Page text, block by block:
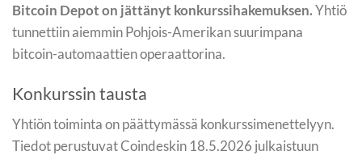
Bitcoin Depot on jättänyt konkurssihakemuksen.Yhtiö
tunnettiin aiemmin Pohjois-Amerikan suurimpana
bitcoin-automaattien operaattorina.
Konkurssin tausta
Yhtiön toiminta on päättymässä konkurssimenettelyyn.
Tiedot perustuvat Coindeskin 18.5.2026 julkaistuun